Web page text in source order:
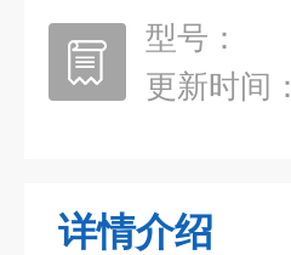
型号：
更新时间：
详情介绍